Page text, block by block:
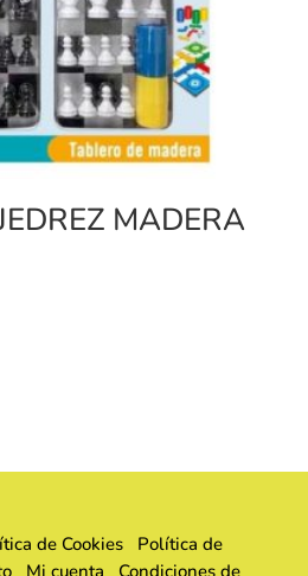
MADERA
de Cookies
Política de
Mi cuenta Condiciones de